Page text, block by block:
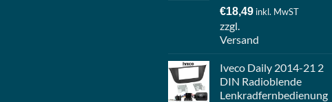
€18,49 inkl. MwST
zzgl.
Versand
Iveco Daily 2014-21 2
DIN Radioblende
Lenkradfernbedienung